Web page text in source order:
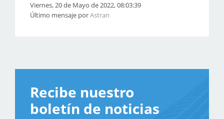
Viernes, 20 de Mayo de 2022, 08:03:39
Último mensaje porAstran
Recibe nuestro
boletín de noticias